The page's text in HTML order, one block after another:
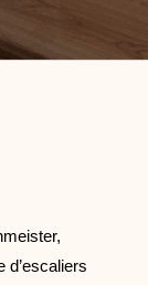
d’escaliers